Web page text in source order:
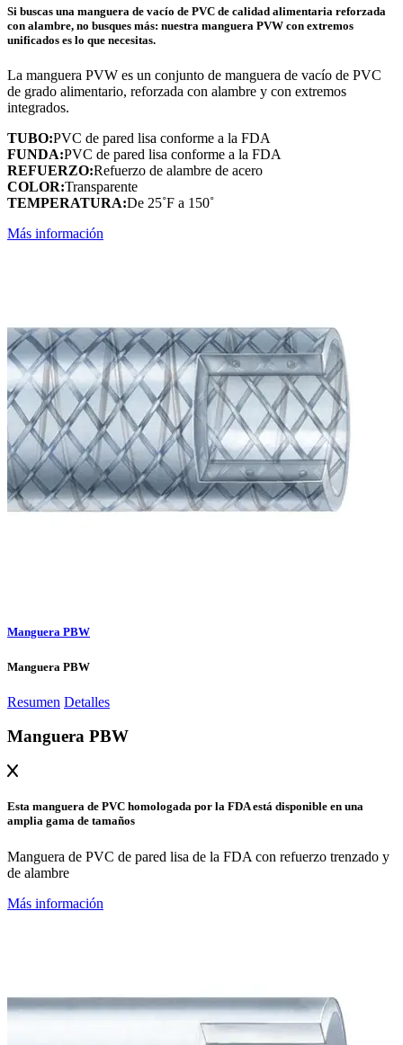
Si buscas una manguera de vacío de PVC de calidad alimentaria reforzada
con alambre, no busques más: nuestra manguera PVW con extremos
unificados es lo que necesitas.
La manguera PVW es un conjunto de manguera de vacío de PVC
de grado alimentario, reforzada con alambre y con extremos
integrados.
TUBO:PVC de pared lisa conforme a la FDA
FUNDA:PVC de pared lisa conforme a la FDA
REFUERZO:Refuerzo de alambre de acero
COLOR:Transparente
TEMPERATURA:De 25˚F a 150˚
Más información
Manguera PBW
Manguera PBW
Resumen Detalles
Manguera PBW
Esta manguera de PVC homologada por la FDA está disponible en una
amplia gama de tamaños
Manguera de PVC de pared lisa de la FDA con refuerzo trenzado y
de alambre
Más información